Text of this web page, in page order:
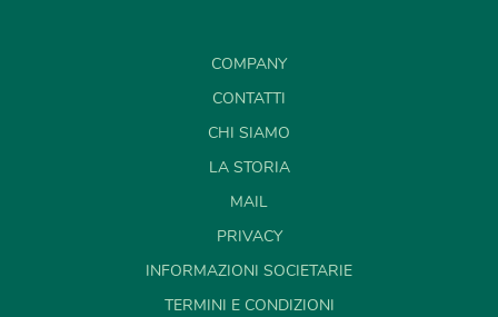
COMPANY
CONTATTI
CHI SIAMO
LA STORIA
MAIL
PRIVACY
INFORMAZIONI SOCIETARIE
TERMINI E CONDIZIONI